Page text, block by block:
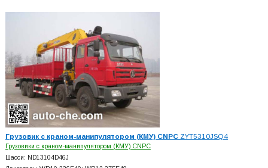
Грузовик с краном-манипулятором (КМУ) CNPCZYT5310JSQ4
Грузовики с краном-манипулятором (КМУ) CNPC
Шасси: ND13104D46J